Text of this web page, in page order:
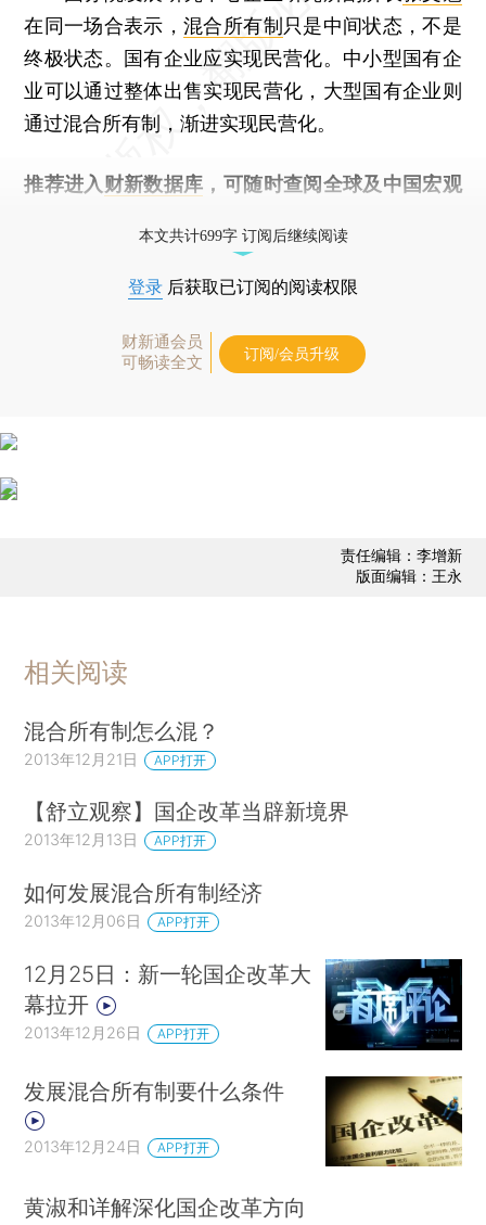
在同一场合表示，混合所有制 只是中间状态，不是
终极状态。国有企业应实现民营化。中小型国有企
业可以通过整体出售实现民营化，大型国有企业则
通过混合所有制，渐进实现民营化。
推荐进入 财新数据库 ，可随时查阅全球及中国宏观
本文共计699字 订阅后继续阅读
登录 后获取已订阅的阅读权限
财新通会员
可畅读全文
订阅/会员升级
责任编辑：李增新
版面编辑：王永
相关阅读
混合所有制怎么混？
2013年12月21日 APP打开
【舒立观察】国企改革当辟新境界
2013年12月13日 APP打开
如何发展混合所有制经济
2013年12月06日 APP打开
12月25日：新一轮国企改革大
幕拉开
2013年12月26日 APP打开
发展混合所有制要什么条件
2013年12月24日 APP打开
黄淑和详解深化国企改革方向